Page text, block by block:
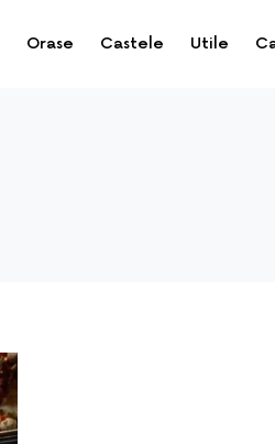
Orase Castele Utile